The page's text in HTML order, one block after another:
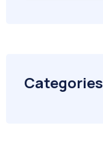
Categories